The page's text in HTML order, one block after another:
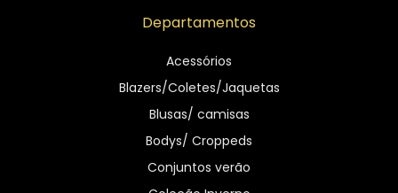
Departamentos
Acessórios
Blazers/Coletes/Jaquetas
Blusas/ camisas
Bodys/ Croppeds
Conjuntos verão